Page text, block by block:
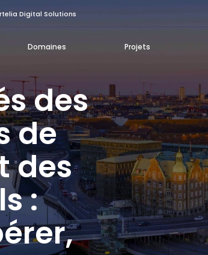
Digital Solutions
Domaines Projets
des
de
des
: